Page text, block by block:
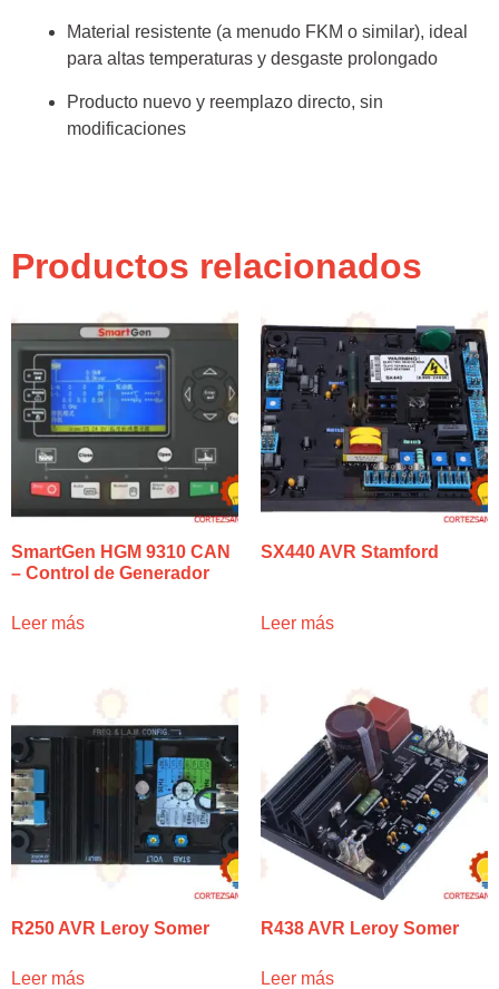
Material resistente (a menudo FKM o similar), ideal
para altas temperaturas y desgaste prolongado
Producto nuevo y reemplazo directo, sin
modificaciones
Productos relacionados
SmartGen HGM 9310 CAN
– Control de Generador
Leer más
SX440 AVR Stamford
Leer más
R250 AVR Leroy Somer
Leer más
R438 AVR Leroy Somer
Leer más